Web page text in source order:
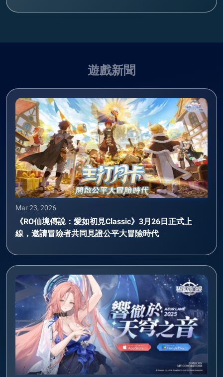
遊戲新聞
Mar 23, 2026
《RO仙境傳說：愛如初見Classic》3月26日正式上
線，邀請冒險者共同見證公平大冒險時代